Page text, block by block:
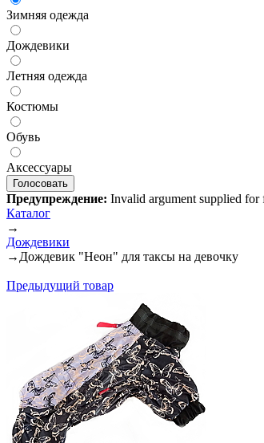
Зимняя одежда
Дождевики
Летняя одежда
Костюмы
Обувь
Аксессуары
Предупреждение: Invalid argument supplied
Каталог
→
Дождевики
→ Дождевик "Неон" для таксы на девочку
Предыдущий товар